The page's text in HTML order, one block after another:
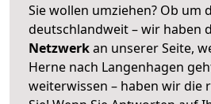
Sie wollen umziehen? Ob um
deutschlandweit – wir haben
Netzwerkan unserer Seite,
Herne nach Langenhagen
weiterwissen – haben wir die